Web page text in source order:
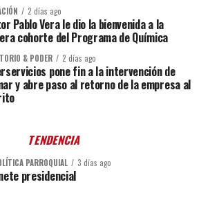
2 días ago
Pablo Vera le dio la bienvenida a la
cohorte del Programa de Química
& PODER 2 días ago
pone fin a la intervención de
y abre paso al retorno de la empresa al
TENDENCIA
PARROQUIAL 3 días ago
presidencial